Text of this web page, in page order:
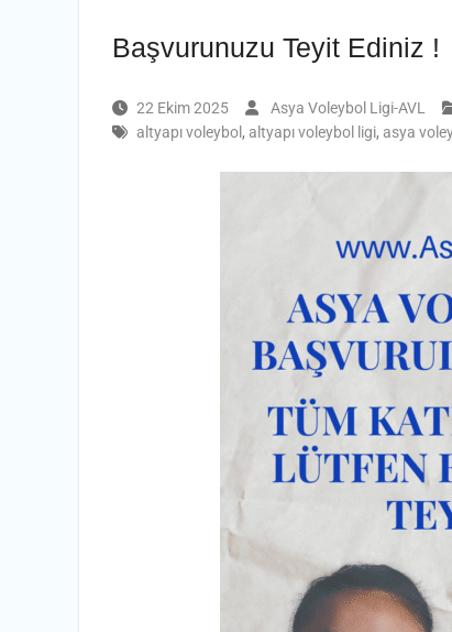
Başvurunuzu Teyit Ediniz !
22 Ekim 2025 Asya Voleybol Ligi-AVL
altyapı voleybol , altyapı voleybol ligi, asya